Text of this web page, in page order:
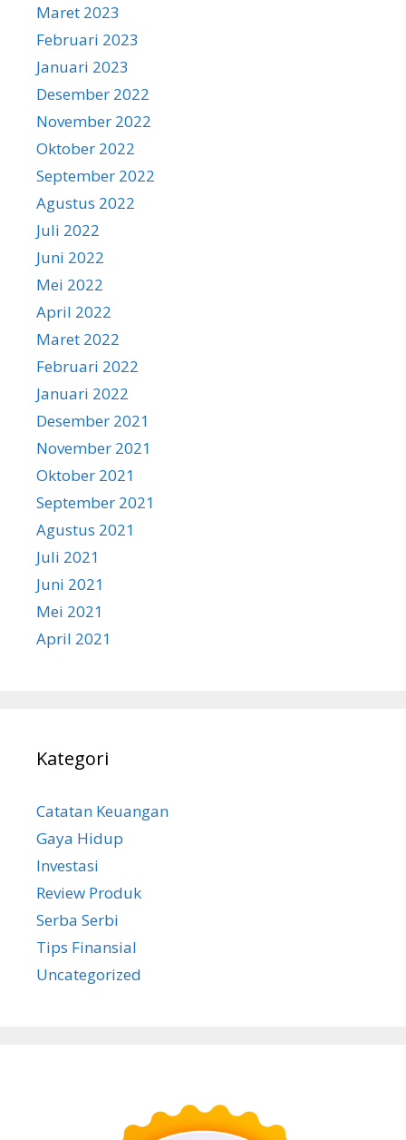
Maret 2023
Februari 2023
Januari 2023
Desember 2022
November 2022
Oktober 2022
September 2022
Agustus 2022
Juli 2022
Juni 2022
Mei 2022
April 2022
Maret 2022
Februari 2022
Januari 2022
Desember 2021
November 2021
Oktober 2021
September 2021
Agustus 2021
Juli 2021
Juni 2021
Mei 2021
April 2021
Kategori
Catatan Keuangan
Gaya Hidup
Investasi
Review Produk
Serba Serbi
Tips Finansial
Uncategorized